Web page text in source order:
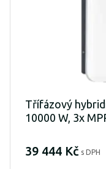
Třífázový
10000 W, 3x
39 444 Kč s DPH